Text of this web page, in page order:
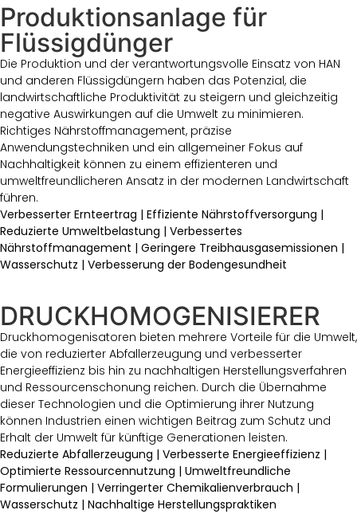
Produktionsanlage für
Flüssigdünger
Die Produktion und der verantwortungsvolle Einsatz von HAN
und anderen Flüssigdüngern haben das Potenzial, die
landwirtschaftliche Produktivität zu steigern und gleichzeitig
negative Auswirkungen auf die Umwelt zu minimieren.
Richtiges Nährstoffmanagement, präzise
Anwendungstechniken und ein allgemeiner Fokus auf
Nachhaltigkeit können zu einem effizienteren und
umweltfreundlicheren Ansatz in der modernen Landwirtschaft
führen.
Verbesserter Ernteertrag | Effiziente Nährstoffversorgung |
Reduzierte Umweltbelastung | Verbessertes
Nährstoffmanagement | Geringere Treibhausgasemissionen |
Wasserschutz | Verbesserung der Bodengesundheit
DRUCKHOMOGENISIERER
Druckhomogenisatoren bieten mehrere Vorteile für die Umwelt,
die von reduzierter Abfallerzeugung und verbesserter
Energieeffizienz bis hin zu nachhaltigen Herstellungsverfahren
und Ressourcenschonung reichen. Durch die Übernahme
dieser Technologien und die Optimierung ihrer Nutzung
können Industrien einen wichtigen Beitrag zum Schutz und
Erhalt der Umwelt für künftige Generationen leisten.
Reduzierte Abfallerzeugung | Verbesserte Energieeffizienz |
Optimierte Ressourcennutzung | Umweltfreundliche
Formulierungen | Verringerter Chemikalienverbrauch |
Wasserschutz | Nachhaltige Herstellungspraktiken